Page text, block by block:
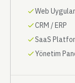
Web
CRM / ERP
SaaS
Yönetim